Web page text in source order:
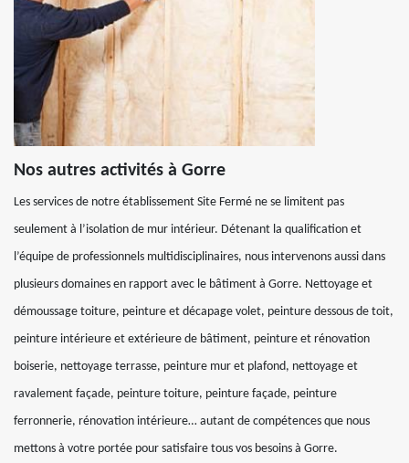
Nos autres activités à Gorre
Les services de notre établissement Site Fermé ne se limitent pas
seulement à l’isolation de mur intérieur. Détenant la qualification et
l’équipe de professionnels multidisciplinaires, nous intervenons aussi dans
plusieurs domaines en rapport avec le bâtiment à Gorre. Nettoyage et
démoussage toiture, peinture et décapage volet, peinture dessous de toit,
peinture intérieure et extérieure de bâtiment, peinture et rénovation
boiserie, nettoyage terrasse, peinture mur et plafond, nettoyage et
ravalement façade, peinture toiture, peinture façade, peinture
ferronnerie, rénovation intérieure… autant de compétences que nous
mettons à votre portée pour satisfaire tous vos besoins à Gorre.